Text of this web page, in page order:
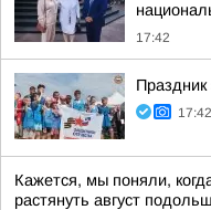
17:42
Праздник
17:42
Кажется, мы поняли,
растянуть август